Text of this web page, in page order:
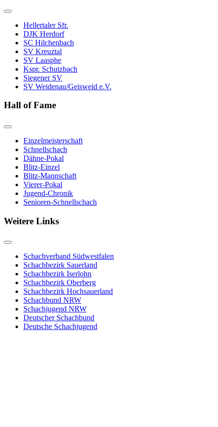
Hellertaler Sfr.
DJK Herdorf
SC Hilchenbach
SV Kreuztal
SV Laasphe
Kspr. Schutzbach
Siegener SV
SV Weidenau/Geisweid e.V.
Hall of Fame
Einzelmeisterschaft
Schnellschach
Dähne-Pokal
Blitz-Einzel
Blitz-Mannschaft
Vierer-Pokal
Jugend-Chronik
Senioren-Schnellschach
Weitere Links
Schachverband Südwestfalen
Schachbezirk Sauerland
Schachbezirk Iserlohn
Schachbezirk Oberberg
Schachbezirk Hochsauerland
Schachbund NRW
Schachjugend NRW
Deutscher Schachbund
Deutsche Schachjugend